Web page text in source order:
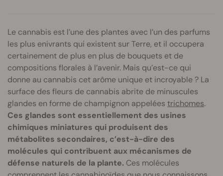
Le cannabis est l’une des plantes avec l’un des parfums
les plus enivrants qui existent sur Terre, et il occupera
certainement de plus en plus de bouquets et de
compositions florales à l’avenir. Mais qu’est-ce qui
donne au cannabis cet arôme unique et incroyable ? La
surface des fleurs de cannabis abrite de minuscules
glandes en forme de champignon appelées trichomes.
Ces glandes sont essentiellement des usines
chimiques miniatures qui produisent des
métabolites secondaires, c’est-à-dire des
molécules qui contribuent aux mécanismes de
défense naturels de la plante. Ces molécules